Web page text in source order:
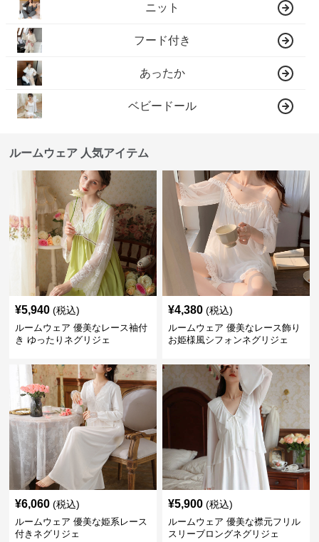
ニット
フード付き
あったか
ベビードール
ルームウェア 人気アイテム
¥5,940 (税込)
ルームウェア 優美なレース袖付
き ゆったりネグリジェ
¥4,380 (税込)
ルームウェア 優美なレース飾り
お姫様風シフォンネグリジェ
¥6,060 (税込)
ルームウェア 優美な姫系レース
付きネグリジェ
¥5,900 (税込)
ルームウェア 優美な襟元フリル
スリーブロングネグリジェ